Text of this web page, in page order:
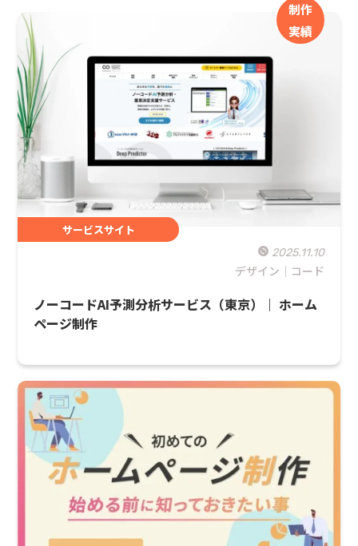
制作
実績
サービスサイト
2025.11.10
デザイン｜コード
ノーコードAI予測分析サービス（東京）｜ ホーム
ページ制作